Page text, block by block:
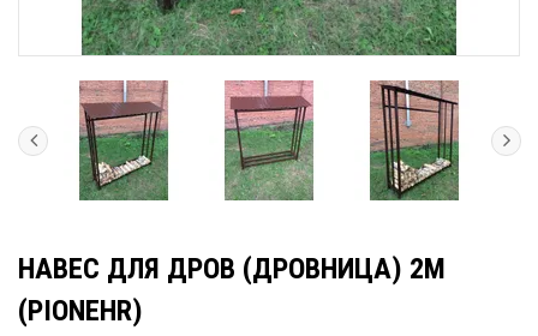
НАВЕС ДЛЯ ДРОВ (ДРОВНИЦА) 2М
(PIONEHR)